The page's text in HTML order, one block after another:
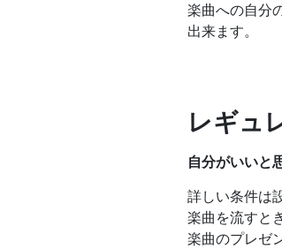
楽曲への自分
出来ます。
レギュ
自分がいいと
詳しい条件は
楽曲を流すと
楽曲のプレゼ